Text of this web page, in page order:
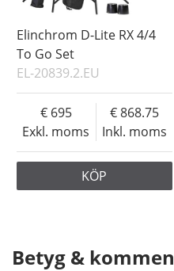
Elinchrom D-Lite RX 4/4
To Go Set
EL-20839.2.EU
Exkl. moms
695
Inkl. moms
868.75
KÖP
Betyg &